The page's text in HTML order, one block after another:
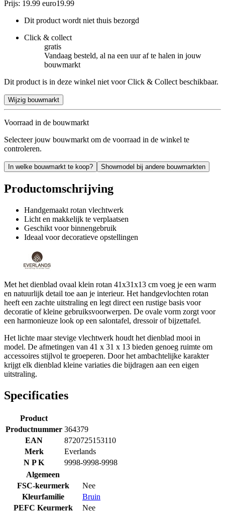
Prijs: 19.99 euro19.99
Dit product wordt niet thuis bezorgd
Click & collect
gratis
Vandaag besteld, al na een uur af te halen in jouw
bouwmarkt
Dit product is in deze winkel niet voor Click & Collect beschikbaar.
Wijzig bouwmarkt
Voorraad in de bouwmarkt
Selecteer jouw bouwmarkt om de voorraad in de winkel te
controleren.
In welke bouwmarkt te koop? Showmodel bij andere bouwmarkten
Productomschrijving
Handgemaakt rotan vlechtwerk
Licht en makkelijk te verplaatsen
Geschikt voor binnengebruik
Ideaal voor decoratieve opstellingen
Met het dienblad ovaal klein rotan 41x31x13 cm voeg je een warm
en natuurlijk detail toe aan je interieur. Het handgevlochten rotan
heeft een zachte uitstraling en legt direct een rustige basis voor
decoratie of kleine gebruiksvoorwerpen. De ovale vorm zorgt voor
een harmonieuze look op een salontafel, dressoir of bijzettafel.
Het lichte maar stevige vlechtwerk houdt het dienblad mooi in
model. De afmetingen van 41 x 31 x 13 bieden genoeg ruimte om
accessoires stijlvol te groeperen. Door het ambachtelijke karakter
krijgt elk dienblad kleine variaties die bijdragen aan een eigen
uitstraling.
Specificaties
Product
Productnummer 364379
EAN
8720725153110
Merk
Everlands
N P K
9998-9998-9998
Algemeen
FSC-keurmerk
Nee
Kleurfamilie
Bruin
PEFC Keurmerk
Nee